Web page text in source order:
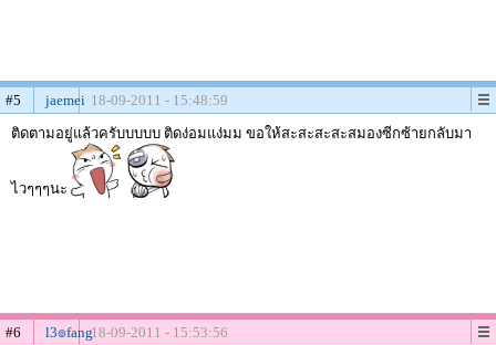
#5 jaemei 18-09-2011 - 15:48:59
ติดตามอยู่แล้วครับบบบบ ติดง่อมแง่มม ขอให้สะสะสะสะสมองซีกซ้ายกลับมา
ไวๆๆๆนะ
#6 l3๏fang18-09-2011 - 15:53:56